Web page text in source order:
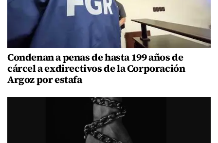
Condenan a penas de hasta 199 años de
cárcel a exdirectivos de la Corporación
Argoz por estafa